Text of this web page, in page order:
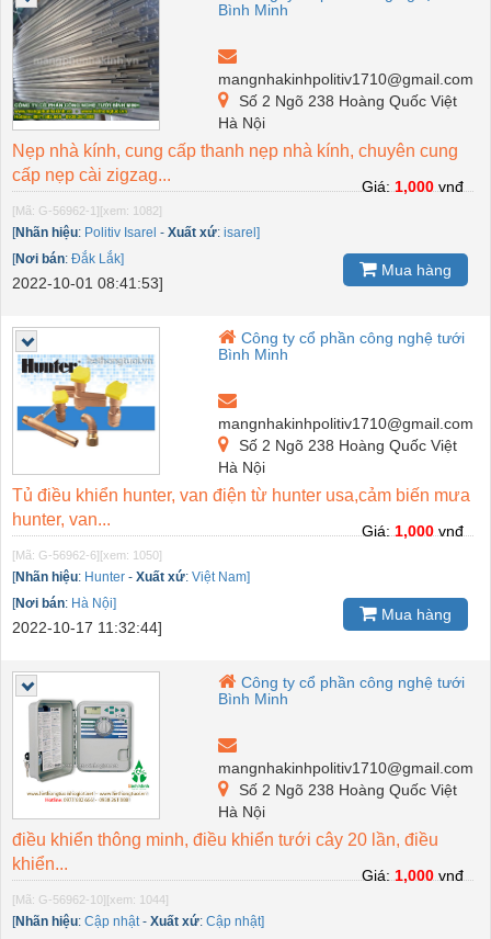
Bình Minh
mangnhakinhpolitiv1710@gmail.com
Số 2 Ngõ 238 Hoàng Quốc Việt
Hà Nội
Nẹp nhà kính, cung cấp thanh nẹp nhà kính, chuyên cung
cấp nẹp cài zigzag...
[Mã: G-56962-1][xem: 1082]
[Nhãn hiệu: Politiv Isarel - Xuất xứ: isarel]
[Nơi bán: Đắk Lắk]
2022-10-01 08:41:53]
Giá:1,000vnđ
Mua hàng
Công ty cổ phần công nghệ tưới
Bình Minh
mangnhakinhpolitiv1710@gmail.com
Số 2 Ngõ 238 Hoàng Quốc Việt
Hà Nội
Tủ điều khiển hunter, van điện từ hunter usa,cảm biến mưa
hunter, van...
[Mã: G-56962-6][xem: 1050]
[Nhãn hiệu: Hunter - Xuất xứ: Việt Nam]
[Nơi bán: Hà Nội]
2022-10-17 11:32:44]
Giá:1,000vnđ
Mua hàng
Công ty cổ phần công nghệ tưới
Bình Minh
mangnhakinhpolitiv1710@gmail.com
Số 2 Ngõ 238 Hoàng Quốc Việt
Hà Nội
điều khiển thông minh, điều khiển tưới cây 20 lần, điều
khiển...
[Mã: G-56962-10][xem: 1044]
[Nhãn hiệu: Cập nhật- Xuất xứ: Cập nhật]
Giá:1,000vnđ